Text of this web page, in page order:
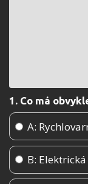
1. Co má
A:
B: